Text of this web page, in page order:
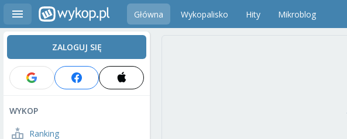
Główna Wykopalisko Hity Mikroblog
ZALOGUJ SIĘ
WYKOP
Ranking